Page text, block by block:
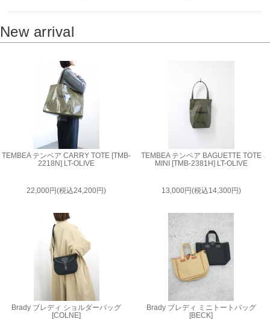
New arrival
TEMBEA テンベア CARRY TOTE [TMB-
2218N] LT-OLIVE
22,000円(税込24,200円)
TEMBEA テンベア BAGUETTE TOTE
MINI [TMB-2381H] LT-OLIVE
13,000円(税込14,300円)
Brady ブレディ ショルダーバッグ
[COLNE]
Brady ブレディ ミニトートバッグ
[BECK]